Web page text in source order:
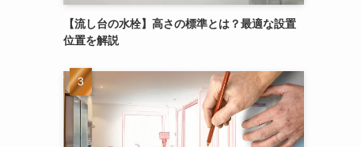
【流し台の水栓】高さの標準とは？最適な設置
位置を解説